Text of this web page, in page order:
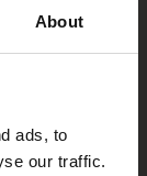
About
ads, to
our traffic.
OBLÍBENÉ